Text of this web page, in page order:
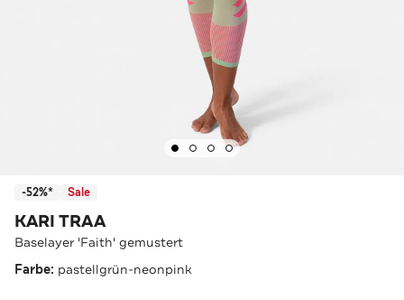
-52%* Sale
KARI TRAA
Baselayer 'Faith' gemustert
Farbe: pastellgrün-neonpink